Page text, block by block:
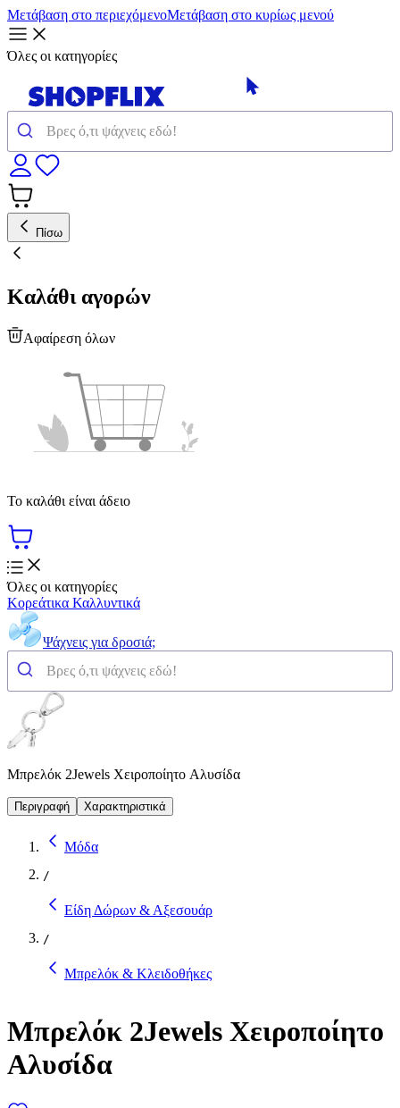
Μετάβαση στο περιεχόμενοΜετάβαση στο κυρίως μενού
Όλες οι κατηγορίες
Πίσω
Καλάθι αγορών
Αφαίρεση όλων
Το καλάθι είναι άδειο
Όλες οι κατηγορίες
Κορεάτικα Καλλυντικά
Ψάχνεις για δροσιά;
Μπρελόκ 2Jewels Χειροποίητο Aλυσίδα
Περιγραφή Χαρακτηριστικά
Μόδα
/
Είδη Δώρων & Αξεσουάρ
/
Μπρελόκ & Κλειδοθήκες
Μπρελόκ 2Jewels Χειροποίητο
Aλυσίδα